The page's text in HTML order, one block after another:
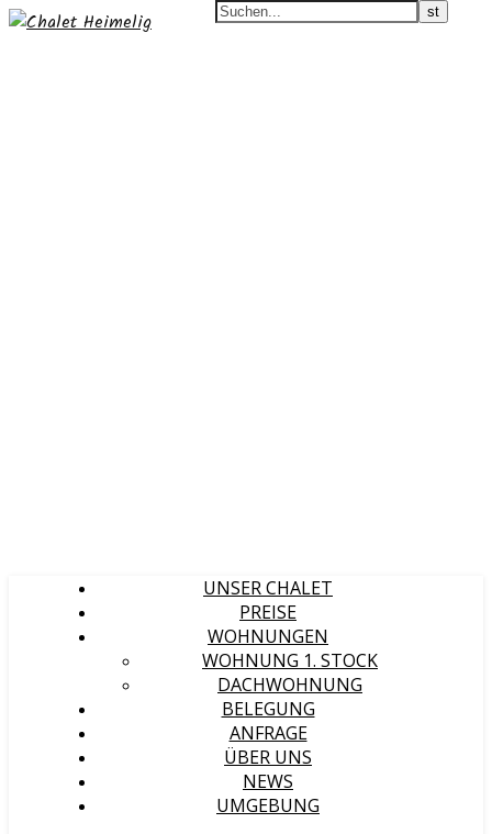
UNSER CHALET
PREISE
WOHNUNGEN
WOHNUNG 1. STOCK
DACHWOHNUNG
BELEGUNG
ANFRAGE
ÜBER UNS
NEWS
UMGEBUNG